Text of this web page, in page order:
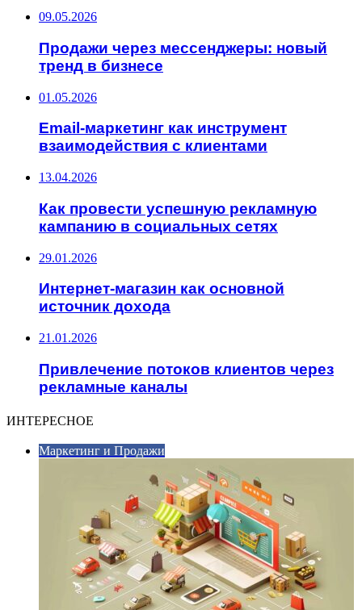
09.05.2026
Продажи через мессенджеры: новый
тренд в бизнесе
01.05.2026
Email-маркетинг как инструмент
взаимодействия с клиентами
13.04.2026
Как провести успешную рекламную
кампанию в социальных сетях
29.01.2026
Интернет-магазин как основной
источник дохода
21.01.2026
Привлечение потоков клиентов через
рекламные каналы
ИНТЕРЕСНОЕ
Маркетинг и Продажи